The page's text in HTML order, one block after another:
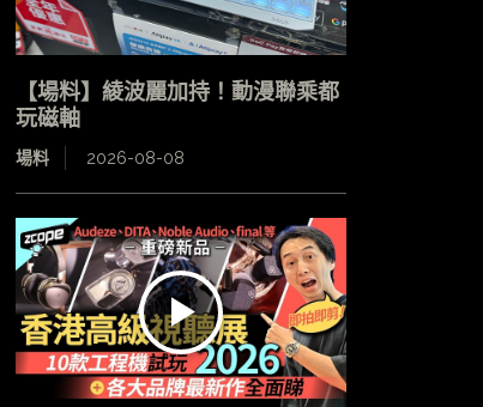
【場料】綾波麗加持！動漫聯乘都
玩磁軸
場料 2026-08-08